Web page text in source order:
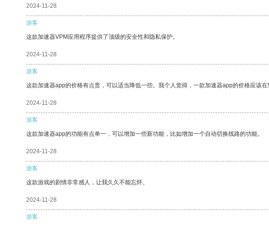
2024-11-28
游客
这款加速器VPM应用程序提供了顶级的安全性和隐私保护。
2024-11-28
游客
这款加速器app的价格有点贵，可以适当降低一些。我个人觉得，一款加速器app的价格应该在
2024-11-28
游客
这款加速器app的功能有点单一，可以增加一些新功能，比如增加一个自动切换线路的功能。
2024-11-28
游客
这款游戏的剧情非常感人，让我久久不能忘怀。
2024-11-28
游客